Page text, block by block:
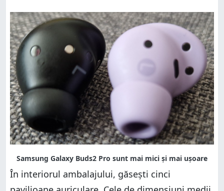
În interiorul ambalajului, găsești cinci